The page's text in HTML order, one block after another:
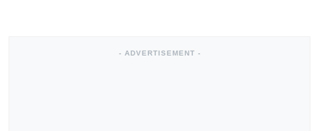
- ADVERTISEMENT -